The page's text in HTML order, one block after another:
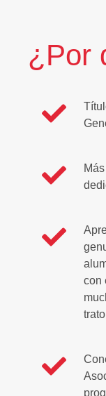
¿Por
con